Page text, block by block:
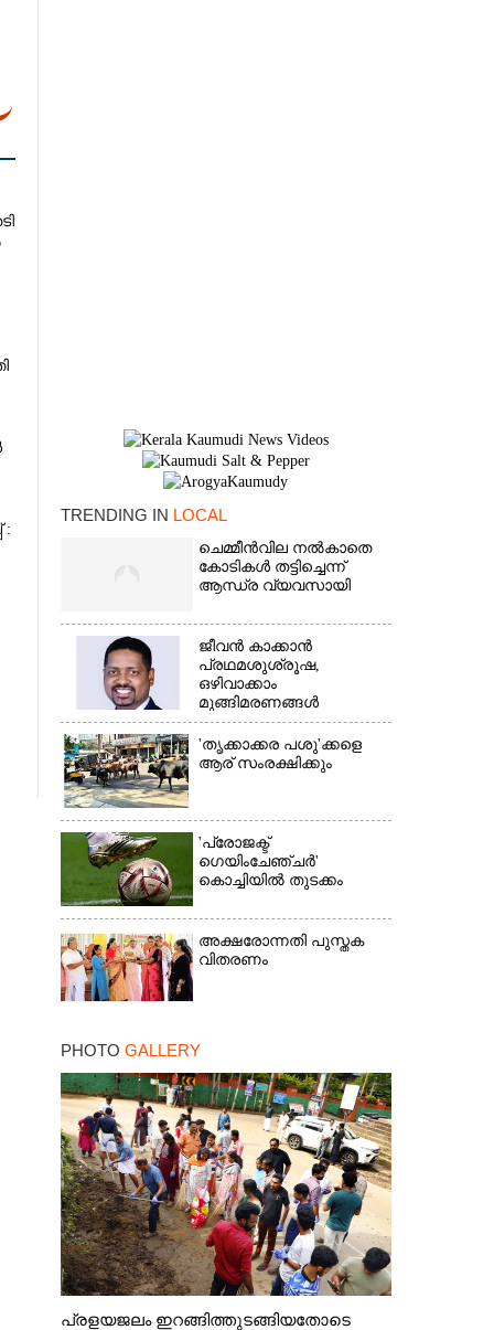
:
TRENDING IN LOCAL
ചെമ്മീൻവില നൽകാതെ
കോടികൾ തട്ടിച്ചെന്ന്
ആന്ധ്ര വ്യവസായി
ജീവൻ കാക്കാൻ
പ്രഥമശുശ്രൂഷ,
ഒഴിവാക്കാം
മുങ്ങിമരണങ്ങൾ
'തൃക്കാക്കര പശു'ക്കളെ
ആര് സംരക്ഷിക്കും
'പ്രോജക്ട്
ഗെയിംചേഞ്ചർ'
കൊച്ചിയിൽ തുടക്കം
അക്ഷരോന്നതി പുസ്തക
വിതരണം
PHOTO GALLERY
പ്രളയജലം ഇറങ്ങിത്തുടങ്ങിയതോടെ
×